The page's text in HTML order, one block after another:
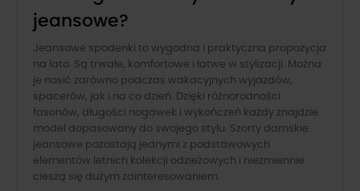
jeansowe?
Jeansowe spodenki to wygodna i praktyczna propozycja
na lato. Są trwałe, komfortowe i łatwe w stylizacji. Można
je nosić zarówno podczas wakacyjnych wyjazdów,
spacerów, jak i na co dzień. Dzięki różnorodności
fasonów, długości nogawek i wykończeń każdy znajdzie
model dopasowany do swojego stylu. Szorty damskie
jeansowe pozostają jednymi z podstawowych
elementów letnich kolekcji odzieżowych i niezmiennie
cieszą się dużym zainteresowaniem.